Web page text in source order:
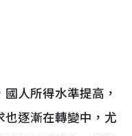
人所得水準提高，
也逐漸在轉變中，尤